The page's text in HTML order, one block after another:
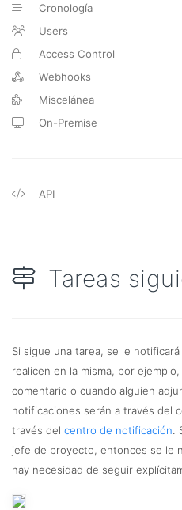
Cronología
Users
Access Control
Webhooks
Miscelánea
On-Premise
API
Tareas
Si sigue una tarea, se le
realicen en la misma, por
comentario o cuando alguien
notificaciones serán a través del
través del centro de notificación.
jefe de proyecto, entonces se le
hay necesidad de seguir